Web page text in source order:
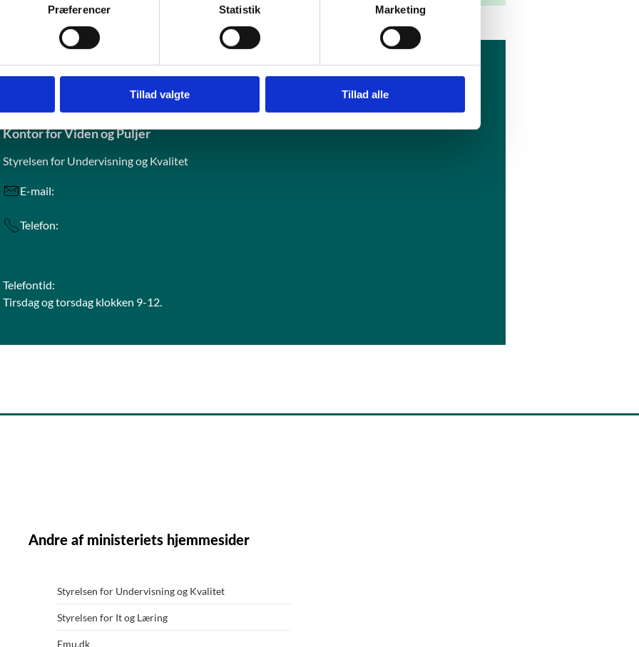
Præferencer Statistik Marketing
Tillad valgte Tillad alle
Kontor for Viden og Puljer
Styrelsen for Undervisning og Kvalitet
E-mail:
Telefon:
Telefontid:
Tirsdag og torsdag klokken 9-12.
Andre af ministeriets hjemmesider
Styrelsen for Undervisning og Kvalitet
Styrelsen for It og Læring
Emu.dk